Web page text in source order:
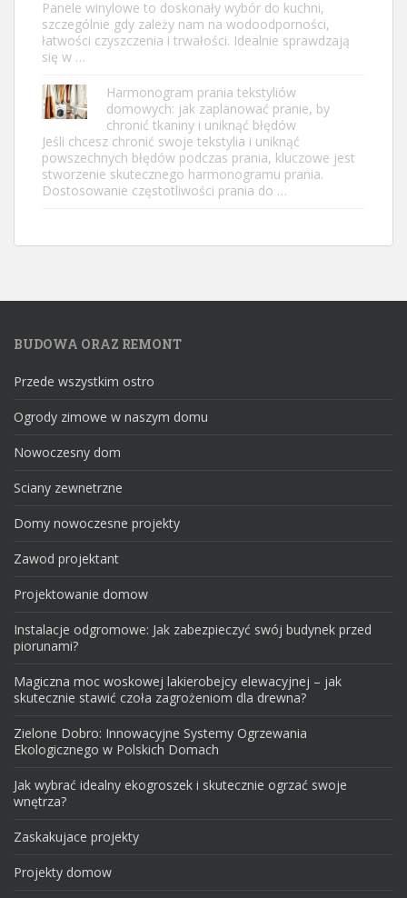
Panele winylowe to doskonały wybór do kuchni,
szczególnie gdy zależy nam na wodoodporności,
łatwości czyszczenia i trwałości. Idealnie sprawdzają
się w …
Harmonogram prania tekstyliów
domowych: jak zaplanować pranie, by
chronić tkaniny i uniknąć błędów
Jeśli chcesz chronić swoje tekstylia i uniknąć
powszechnych błędów podczas prania, kluczowe jest
stworzenie skutecznego harmonogramu prania.
Dostosowanie częstotliwości prania do …
BUDOWA ORAZ REMONT
Przede wszystkim ostro
Ogrody zimowe w naszym domu
Nowoczesny dom
Sciany zewnetrzne
Domy nowoczesne projekty
Zawod projektant
Projektowanie domow
Instalacje odgromowe: Jak zabezpieczyć swój budynek przed
piorunami?
Magiczna moc woskowej lakierobejcy elewacyjnej – jak
skutecznie stawić czoła zagrożeniom dla drewna?
Zielone Dobro: Innowacyjne Systemy Ogrzewania
Ekologicznego w Polskich Domach
Jak wybrać idealny ekogroszek i skutecznie ogrzać swoje
wnętrza?
Zaskakujace projekty
Projekty domow